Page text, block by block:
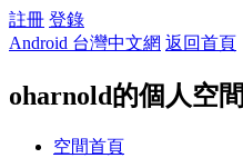
註冊 登錄
Android 台灣中文網 返回首頁
oharnold的個人空間
空間首頁